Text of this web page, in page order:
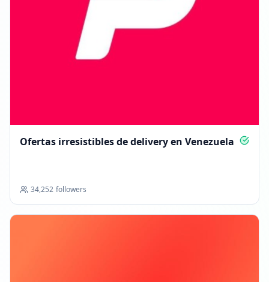
Ofertas irresistibles de delivery en Venezuela
34,252 followers